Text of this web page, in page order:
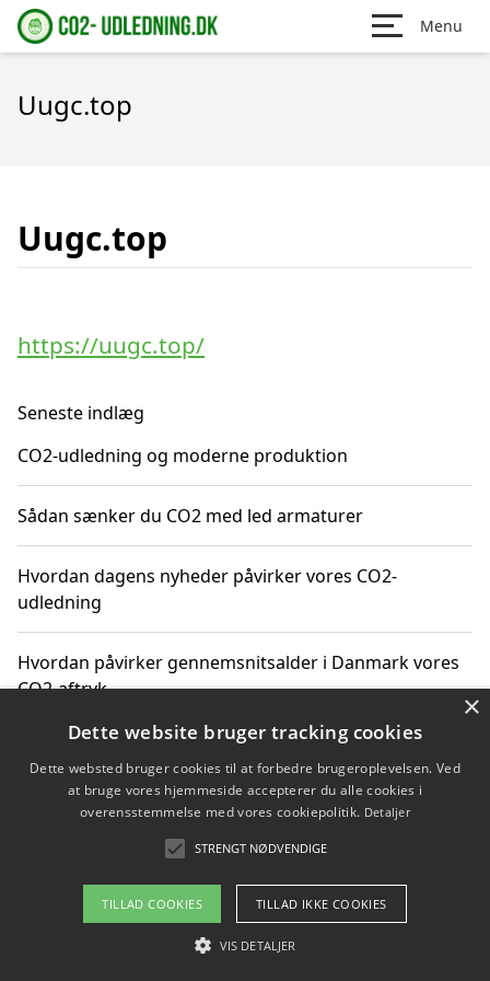
Menu
Uugc.top
Uugc.top
https://uugc.top/
Seneste indlæg
CO2-udledning og moderne produktion
Sådan sænker du CO2 med led armaturer
Hvordan dagens nyheder påvirker vores CO2-
udledning
Hvordan påvirker gennemsnitsalder i Danmark vores
CO2-aftryk
Hvordan nyheder om CO2-udledning påvirker vores
hverdag
Om / kontakt
Blog Betingelser
×
Dette website bruger tracking cookies
Dette websted bruger cookies til at forbedre brugeroplevelsen. Ved
at bruge vores hjemmeside accepterer du alle cookies i
overensstemmelse med vores cookiepolitik. Detaljer
STRENGT NØDVENDIGE
TILLAD COOKIES TILLAD IKKE COOKIES
VIS DETALJER